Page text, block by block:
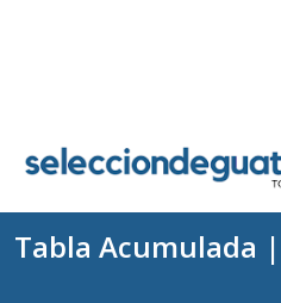
Tabla Acumulada